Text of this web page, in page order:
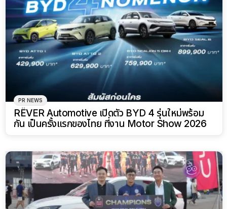
PR NEWS
RÊVER Automotive เปิดตัว BYD 4 รุ่นใหม่พร้อม
กัน เป็นครั้งแรกของไทย ที่งาน Motor Show 2026